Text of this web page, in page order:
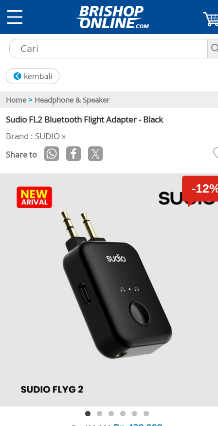
Home > Headphone & Speaker
Sudio FL2 Bluetooth Flight Adapter - Black
Brand : SUDIO »
Share to
-